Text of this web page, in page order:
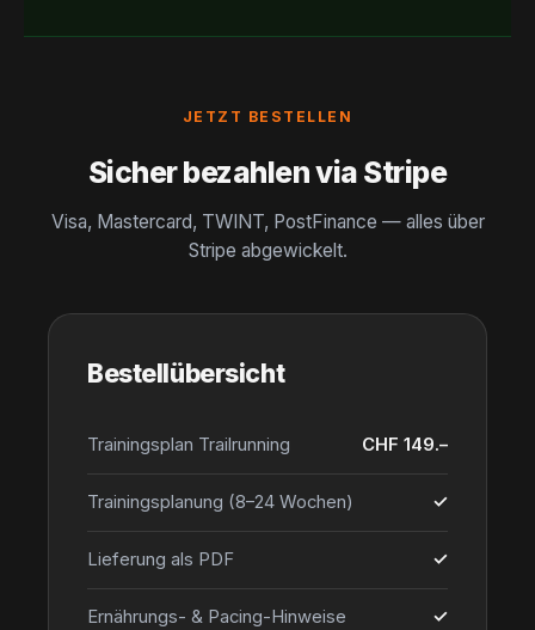
JETZT BESTELLEN
Sicher bezahlen via Stripe
Visa, Mastercard, TWINT, PostFinance — alles über
Stripe abgewickelt.
Bestellübersicht
Trainingsplan Trailrunning CHF 149.–
Trainingsplanung (8–24 Wochen) ✓
Lieferung als PDF ✓
Ernährungs- & Pacing-Hinweise ✓